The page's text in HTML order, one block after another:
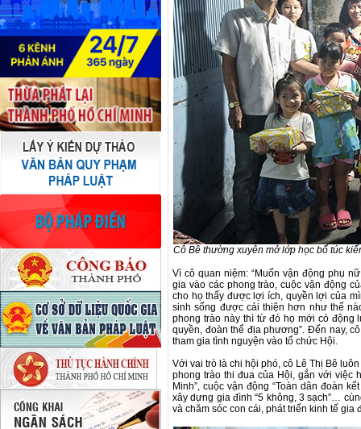
Cô Bê thường xuyên mở lớp học bổ túc
Vì cô quan niệm: “Muốn vận động phụ
gia vào các phong trào, cuộc vận động
cho họ thấy được lợi ích, quyền lợi của
sinh sống được cải thiện hơn như thế
phong trào này thì từ đó họ mới có động
quyền, đoàn thể địa phương”. Đến nay,
tham gia tình nguyện vào tổ chức Hội.
Với vai trò là chi hội phó, cô Lê Thị Bê
phong trào thi đua của Hội, gắn với việc
Minh”, cuộc vận động “Toàn dân đoàn
xây dựng gia đình “5 không, 3 sạch”…
và chăm sóc con cái, phát triển kinh tế